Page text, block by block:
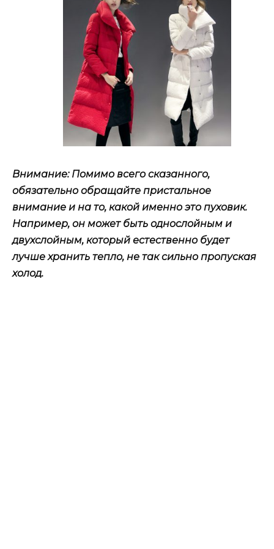
Внимание: Помимо всего сказанного,
обязательно обращайте пристальное
внимание и на то, какой именно это пуховик.
Например, он может быть однослойным и
двухслойным, который естественно будет
лучше хранить тепло, не так сильно пропуская
холод.